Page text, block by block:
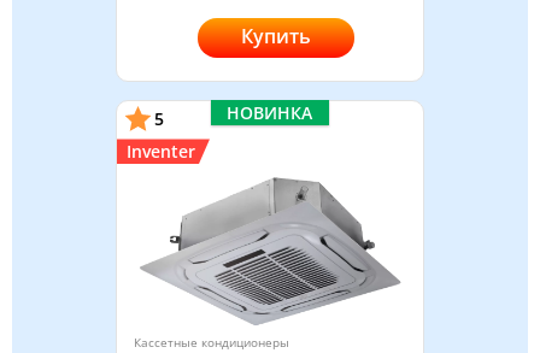
Купить
5
Inventer
НОВИНКА
Кассетные кондиционеры